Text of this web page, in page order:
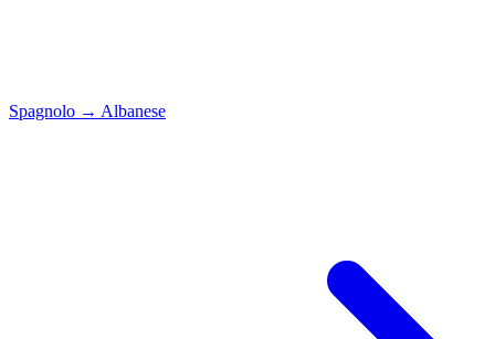
Spagnolo → Albanese